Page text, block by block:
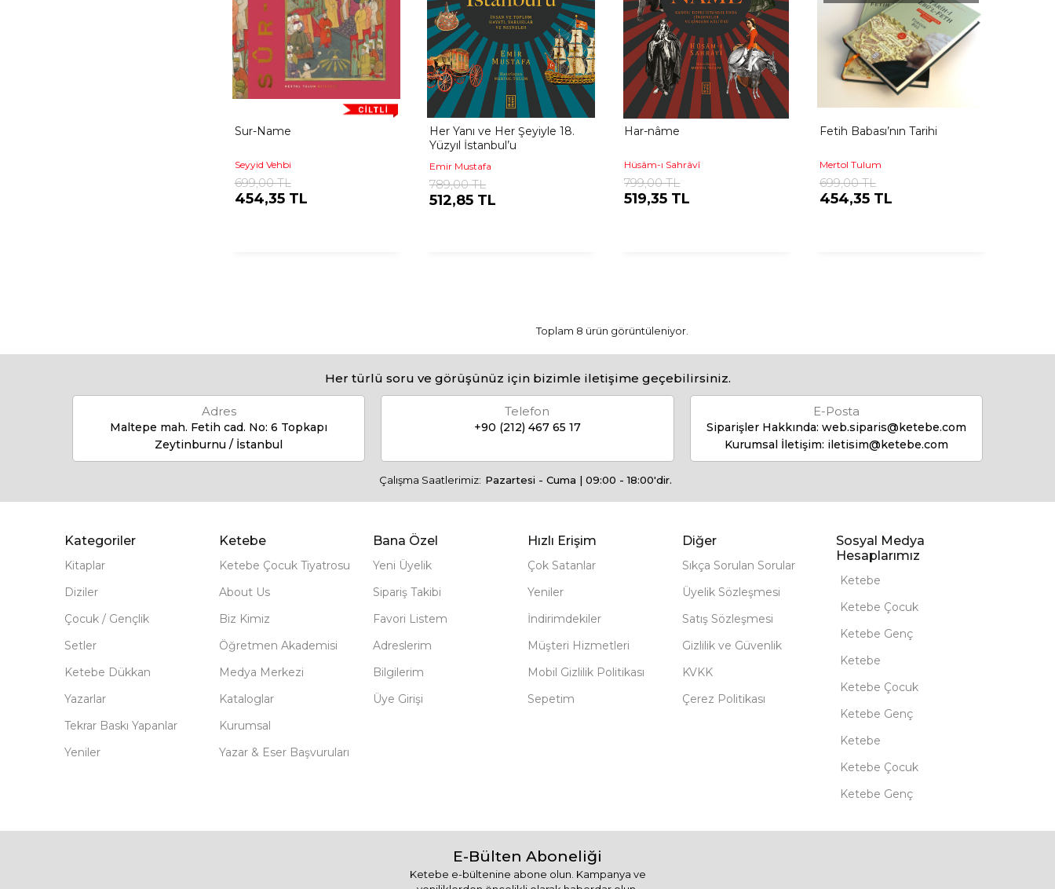
Sur-Name
Seyyid Vehbi
699,00 TL
454,35 TL
Her Yanı ve Her Şeyiyle 18.
Yüzyıl İstanbul’u
Emir Mustafa
789,00 TL
512,85 TL
Har-nâme
Hüsâm-ı Sahrâvî
799,00 TL
519,35 TL
Fetih Babası’nın Tarihi
Mertol Tulum
699,00 TL
454,35 TL
Toplam 8 ürün görüntüleniyor.
Her türlü soru ve görüşünüz için bizimle iletişime geçebilirsiniz.
Adres
Maltepe mah. Fetih cad. No: 6 Topkapı
Zeytinburnu / İstanbul
Telefon
+90 (212) 467 65 17
E-Posta
Siparişler Hakkında: web.siparis@ketebe.com
Kurumsal İletişim: iletisim@ketebe.com
Çalışma Saatlerimiz: Pazartesi - Cuma | 09:00 - 18:00'dir.
Kategoriler
Kitaplar
Diziler
Çocuk / Gençlik
Setler
Ketebe Dükkan
Yazarlar
Tekrar Baskı Yapanlar
Yeniler
Ketebe
Ketebe Çocuk Tiyatrosu
About Us
Biz Kimiz
Öğretmen Akademisi
Medya Merkezi
Kataloglar
Kurumsal
Yazar & Eser Başvuruları
Bana Özel
Yeni Üyelik
Sipariş Takibi
Favori Listem
Adreslerim
Bilgilerim
Üye Girişi
Hızlı Erişim
Çok Satanlar
Yeniler
İndirimdekiler
Müşteri Hizmetleri
Mobil Gizlilik Politikası
Sepetim
Diğer
Sıkça Sorulan Sorular
Üyelik Sözleşmesi
Satış Sözleşmesi
Gizlilik ve Güvenlik
KVKK
Çerez Politikası
Sosyal Medya
Hesaplarımız
Ketebe
Ketebe Çocuk
Ketebe Genç
Ketebe
Ketebe Çocuk
Ketebe Genç
Ketebe
Ketebe Çocuk
Ketebe Genç
E-Bülten Aboneliği
Ketebe e-bültenine abone olun. Kampanya ve